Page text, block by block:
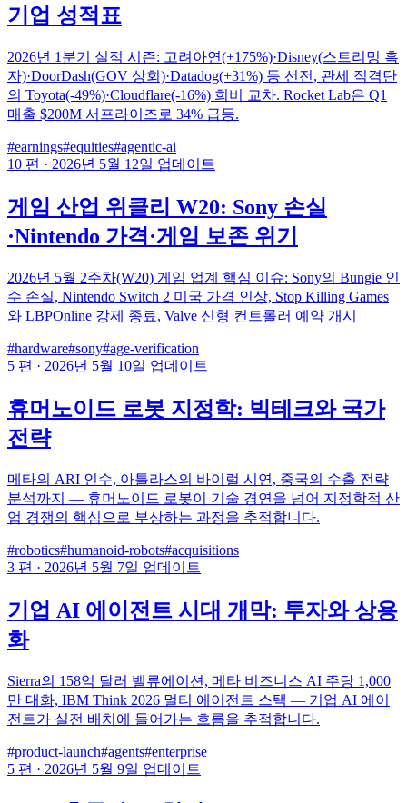
기업 성적표
2026년 1분기 실적 시즌: 고려아연(+175%)·Disney(스트리밍 흑
자)·DoorDash(GOV 상회)·Datadog(+31%) 등 선전, 관세 직격탄
의 Toyota(-49%)·Cloudflare(-16%) 희비 교차. Rocket Lab은 Q1
매출 $200M 서프라이즈로 34% 급등.
#earnings#equities#agentic-ai
10 편 · 2026년 5월 12일 업데이트
게임 산업 위클리 W20: Sony 손실
·Nintendo 가격·게임 보존 위기
2026년 5월 2주차(W20) 게임 업계 핵심 이슈: Sony의 Bungie 인
수 손실, Nintendo Switch 2 미국 가격 인상, Stop Killing Games
와 LBPOnline 강제 종료, Valve 신형 컨트롤러 예약 개시
#hardware#sony#age-verification
5 편 · 2026년 5월 10일 업데이트
휴머노이드 로봇 지정학: 빅테크와 국가
전략
메타의 ARI 인수, 아틀라스의 바이럴 시연, 중국의 수출 전략
분석까지 — 휴머노이드 로봇이 기술 경연을 넘어 지정학적 산
업 경쟁의 핵심으로 부상하는 과정을 추적합니다.
#robotics#humanoid-robots#acquisitions
3 편 · 2026년 5월 7일 업데이트
기업 AI 에이전트 시대 개막: 투자와 상용
화
Sierra의 158억 달러 밸류에이션, 메타 비즈니스 AI 주당 1,000
만 대화, IBM Think 2026 멀티 에이전트 스택 — 기업 AI 에이
전트가 실전 배치에 들어가는 흐름을 추적합니다.
#product-launch#agents#enterprise
5 편 · 2026년 5월 9일 업데이트